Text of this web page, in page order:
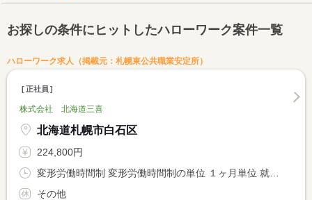
お探しの条件にヒットしたハローワーク案件一覧
ハローワーク求人（掲載元：札幌東公共職業安定所）
正社員
株式会社 北海道三喜
北海道札幌市白石区
224,800円
その他